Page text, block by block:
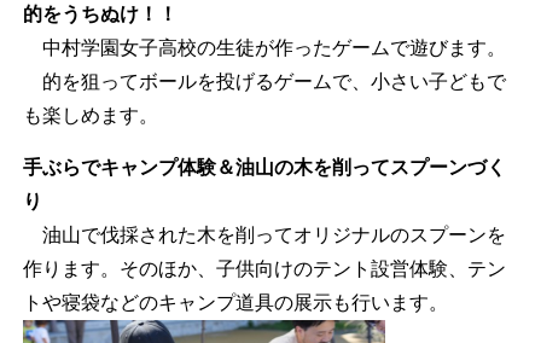
的をうちぬけ！！
中村学園女子高校の生徒が作ったゲームで遊びます。
的を狙ってボールを投げるゲームで、小さい子どもで
も楽しめます。
手ぶらでキャンプ体験＆油山の木を削ってスプーンづく
り
油山で伐採された木を削ってオリジナルのスプーンを
作ります。そのほか、子供向けのテント設営体験、テン
トや寝袋などのキャンプ道具の展示も行います。